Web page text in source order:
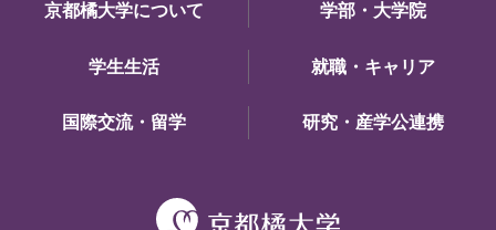
京都橘大学について 学部・大学院
学生生活 就職・キャリア
国際交流・留学 研究・産学公連携